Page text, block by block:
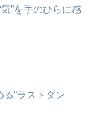
”を手のひらに感
“ラストダン